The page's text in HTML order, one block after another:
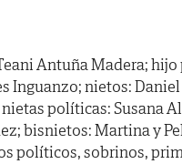
Antuña Madera;
Inguanzo; nietos: Daniel
políticas: Susana
bisnietos: Martina y
políticos, sobrinos,